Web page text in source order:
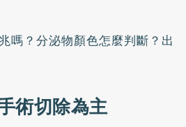
嗎？分泌物顏色怎麼判斷？出
術切除為主